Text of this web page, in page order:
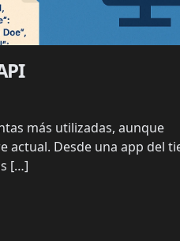
más utilizadas, aunque
actual. Desde una app del
[…]